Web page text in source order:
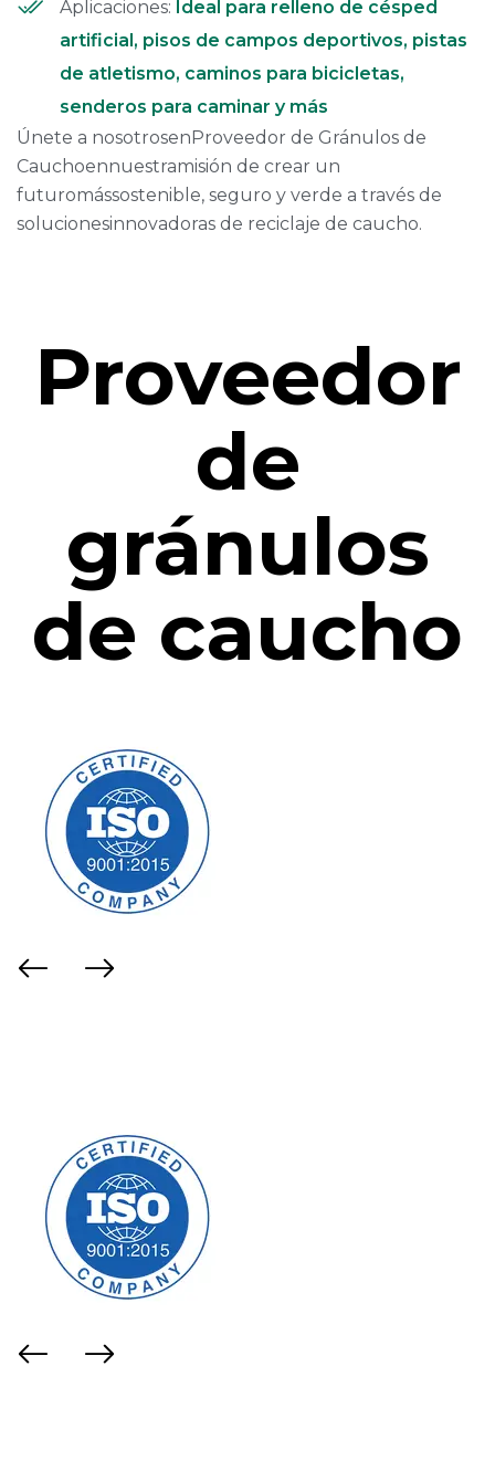
Aplicaciones: Ideal para relleno de césped
artificial, pisos de campos deportivos, pistas
de atletismo, caminos para bicicletas,
senderos para caminar y más
Únete a nosotrosenProveedor de Gránulos de
Cauchoennuestramisión de crear un
futuromássostenible, seguro y verde a través de
solucionesinnovadoras de reciclaje de caucho.
Proveedor
de
gránulos
de caucho